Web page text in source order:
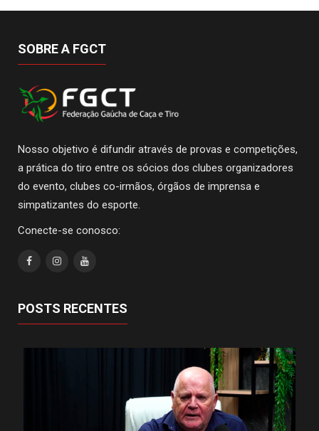
SOBRE A FGCT
Nosso objetivo é difundir através de provas e competições,
a prática do tiro entre os sócios dos clubes organizadores
do evento, clubes co-irmãos, órgãos de imprensa e
simpatizantes do esporte.
Conecte-se conosco:
POSTS RECENTES